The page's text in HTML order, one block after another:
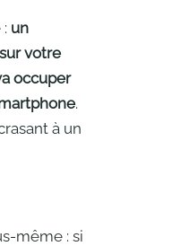
un
votre
occuper
.
à un
même : si